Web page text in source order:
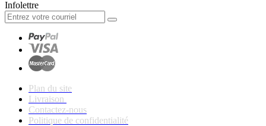
Infolettre
Plan du site
Livraison
Contactez-nous
Politique de confidentialité